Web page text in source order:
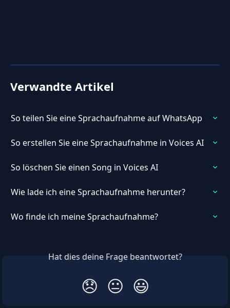
Verwandte Artikel
So teilen Sie eine Sprachaufnahme auf WhatsApp
So erstellen Sie eine Sprachaufnahme in Voices AI
So löschen Sie einen Song in Voices AI
Wie lade ich eine Sprachaufnahme herunter?
Wo finde ich meine Sprachaufnahme?
Hat dies deine Frage beantwortet?
😞 😐 😃